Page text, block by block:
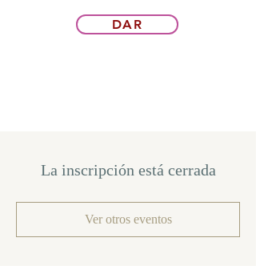
DAR
La inscripción está cerrada
Ver otros eventos